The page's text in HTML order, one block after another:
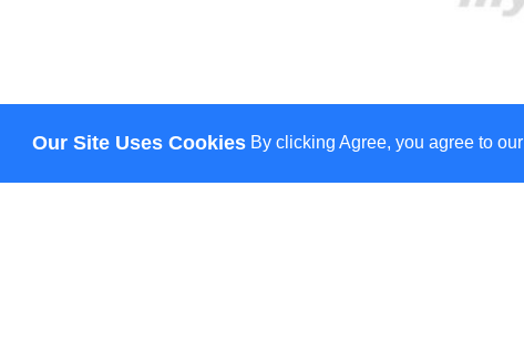
Our Site Uses Cookies By clicking Agree, you agree to our